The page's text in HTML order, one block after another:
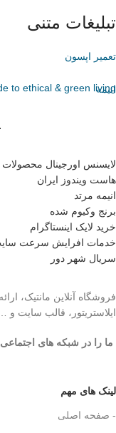
تبلیغات متنی
تعمیر اپسون
to ethical & green living
انیمه
لایسنس اورجینال محصولات
هاست ویندوز ایران
انیمه مرتد
برنج وکیوم شده
خرید لایک اینستاگرام
خدمات افرایش سرعت
سریال شهر دور
فروشگاه آنلاین مانتیک،
ایلاستریتور، قالب سایت و …
ما را در شبکه های اجتماعی
لینک های مهم
- صفحه اصلی